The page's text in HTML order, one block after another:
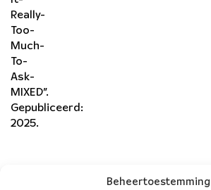
Beheertoestemming
Really-
Too-
Much-
To-
Ask-
MIXED”.
Gepubliceerd:
2025.